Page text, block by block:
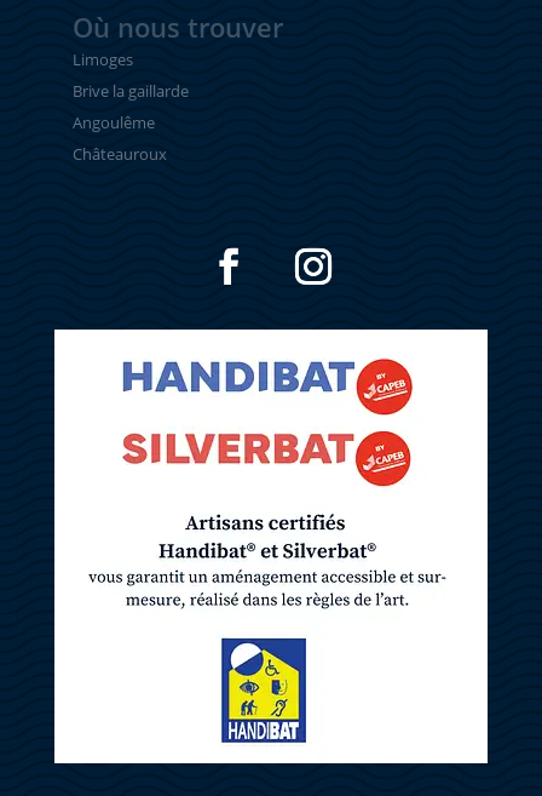
Où nous trouver
Limoges
Brive la gaillarde
Angoulême
Châteauroux